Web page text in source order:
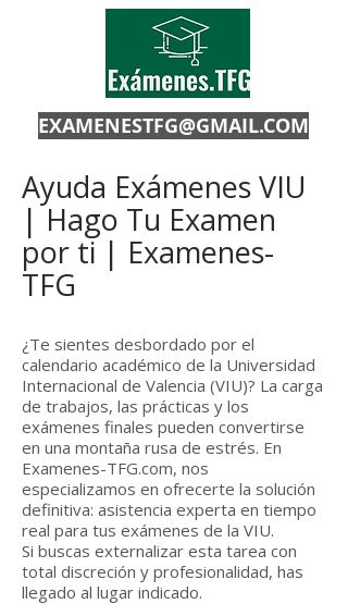
EXAMENESTFG@GMAIL.COM
Ayuda Exámenes VIU
| Hago Tu Examen
por ti | Examenes-
TFG
¿Te sientes desbordado por el
calendario académico de la Universidad
Internacional de Valencia (VIU)? La carga
de trabajos, las prácticas y los
exámenes finales pueden convertirse
en una montaña rusa de estrés. En
Examenes-TFG.com, nos
especializamos en ofrecerte la solución
definitiva: asistencia experta en tiempo
real para tus exámenes de la VIU.
Si buscas externalizar esta tarea con
total discreción y profesionalidad, has
llegado al lugar indicado.